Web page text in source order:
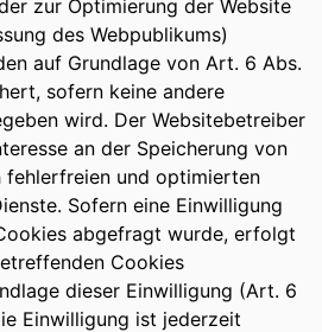
zur Optimierung der Website
des Webpublikums)
auf Grundlage von Art. 6 Abs.
sofern keine andere
wird. Der Websitebetreiber
an der Speicherung von
fehlerfreien und optimierten
Sofern eine Einwilligung
abgefragt wurde, erfolgt
Cookies
dieser Einwilligung (Art. 6
Einwilligung ist jederzeit